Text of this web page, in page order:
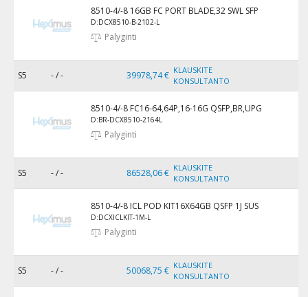
8510-4/-8 16GB FC PORT BLADE,32 SWL SFP
D:DCX8510-B-2102-L
Palyginti
S5 - / - 39978,74 € KLAUSKITE
KONSULTANTO
8510-4/-8 FC16-64,64P,16-16G QSFP,BR,UPG
D:BR-DCX8510-2164L
Palyginti
S5 - / - 86528,06 € KLAUSKITE
KONSULTANTO
8510-4/-8 ICL POD KIT16X64GB QSFP 1J SUS
D:DCXICLKIT-1M-L
Palyginti
S5 - / - 50068,75 € KLAUSKITE
KONSULTANTO